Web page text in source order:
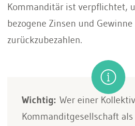
Kommanditär ist verpflichtet,
bezogene Zinsen und Gewinne
zurückzubezahlen.
Wichtig: Wer einer
Kommanditgesellschaft